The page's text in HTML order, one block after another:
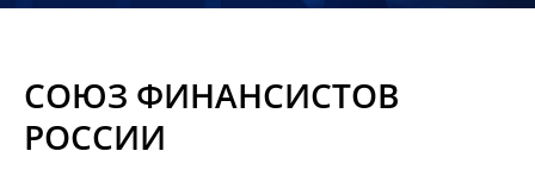
Материалы
СОЮЗ ФИНАНСИСТОВ
РОССИИ